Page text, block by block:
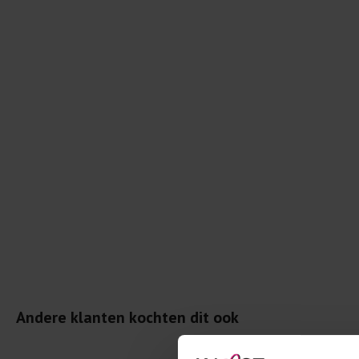
Andere klanten kochten dit ook